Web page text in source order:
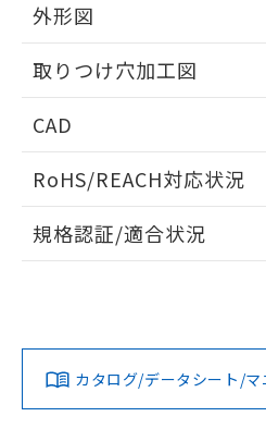
外形図
取りつけ穴加工図
CAD
ドすることができます。
ログイン/会
ダウンロードデータをご利用い
みください。
ソフトウェアの使用条件
RoHS/REACH対応状況
EU RoHS 注意事項・凡例
対応済み
規格認証/適合状況
カタログ/データシート/マ
の共同利用に関して"
用者の範囲」に記
EU RoHS指令（10物質
51物質の非含有証明書（
※本証明書は発行日時点
物質の対応では、対応完
荷製品に未対応品が混
欄に対応日を記載してお
既に当社にて対応品へ